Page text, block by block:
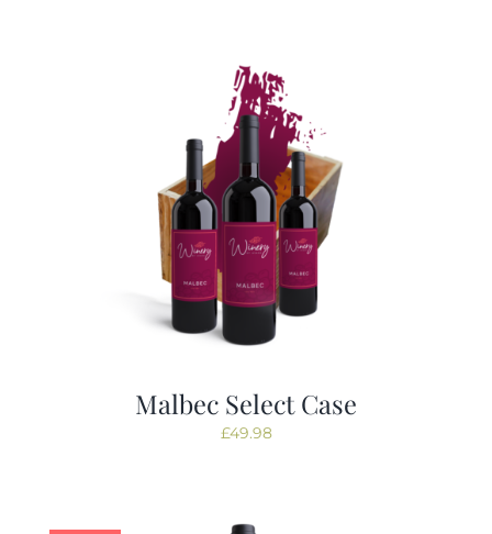
Malbec Select Case
£49.98